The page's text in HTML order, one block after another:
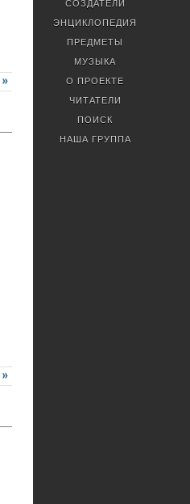
СОЗДАТЕЛИ
ЭНЦИКЛОПЕДИЯ
ПРЕДМЕТЫ
МУЗЫКА
О ПРОЕКТЕ
ЧИТАТЕЛИ
ПОИСК
НАША ГРУППА